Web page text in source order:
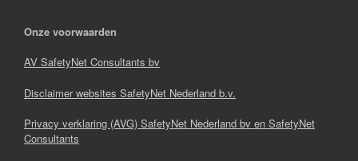
Onze voorwaarden
AV SafetyNet Consultants bv
Disclaimer websites SafetyNet Nederland b.v.
Privacy verklaring (AVG) SafetyNet Nederland bv en SafetyNet
Consultants